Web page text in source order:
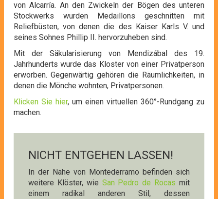
von Alcarría. An den Zwickeln der Bögen des unteren
Stockwerks wurden Medaillons geschnitten mit
Reliefbüsten, von denen die des Kaiser Karls V. und
seines Sohnes Phillip II. hervorzuheben sind.
Mit der Säkularisierung von Mendizábal des 19.
Jahrhunderts wurde das Kloster von einer Privatperson
erworben. Gegenwärtig gehören die Räumlichkeiten, in
denen die Mönche wohnten, Privatpersonen.
Klicken Sie hier, um einen virtuellen 360°-Rundgang zu
machen.
NICHT ENTGEHEN LASSEN!
In der Nähe von Montederramo befinden sich
weitere Klöster, wie San Pedro de Rocas mit
einem radikal anderen Stil, dessen